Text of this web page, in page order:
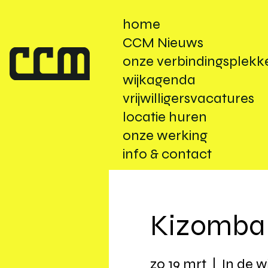
home
CCM Nieuws
onze
wijkagenda
vrijwilligersvacatures
locatie huren
onze werking
info & contact
Kizomba
zo 19 mrt
  |
In de